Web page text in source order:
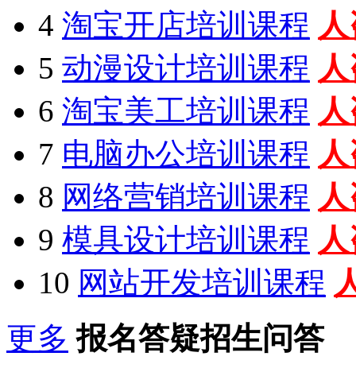
4 淘宝开店培训课程
5 动漫设计培训课程
6 淘宝美工培训课程
7 电脑办公培训课程
8 网络营销培训课程
9 模具设计培训课程
10 网站开发培训课程
更多 报名答疑招生问答